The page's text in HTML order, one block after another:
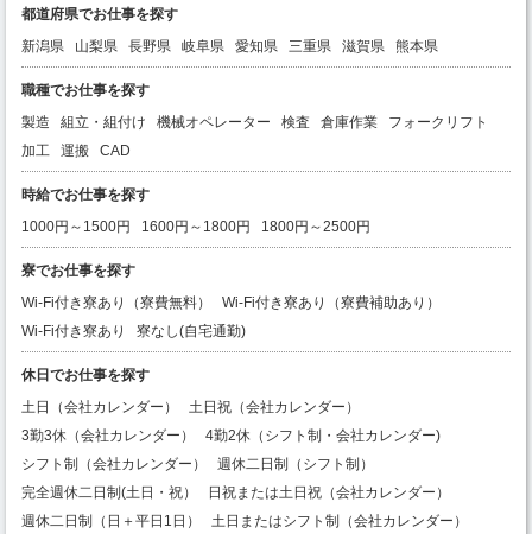
都道府県でお仕事を探す
新潟県
山梨県 長野県 岐阜県 愛知県 三重県 滋賀県 熊本県
職種でお仕事を探す
製造
組立・組付け 機械オペレーター 検査 倉庫作業
フォークリフト
加工
運搬 CAD
時給でお仕事を探す
1000円～1500円
1600円～1800円 1800円～2500円
寮でお仕事を探す
Wi-Fi付き寮あり（寮費無料）
Wi-Fi付き寮あり（寮費補助あり）
Wi-Fi付き寮あり
寮なし(自宅通勤)
休日でお仕事を探す
土日（会社カレンダー）
土日祝（会社カレンダー）
3勤3休（会社カレンダー）
4勤2休（シフト制・会社カレンダー)
シフト制（会社カレンダー）
週休二日制（シフト制）
完全週休二日制(土日・祝）
日祝または土日祝（会社カレンダー）
週休二日制（日＋平日1日）
土日またはシフト制（会社カレンダー）